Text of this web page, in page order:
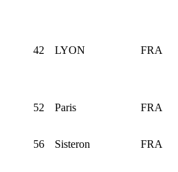
42 LYON FRA
52 Paris FRA
56 Sisteron FRA